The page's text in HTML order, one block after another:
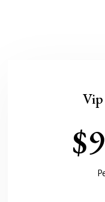
Vip